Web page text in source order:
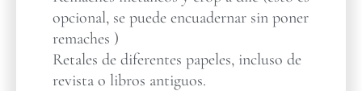
opcional, se puede encuadernar sin poner
remaches )
Retales de diferentes papeles, incluso de
revista o libros antiguos.